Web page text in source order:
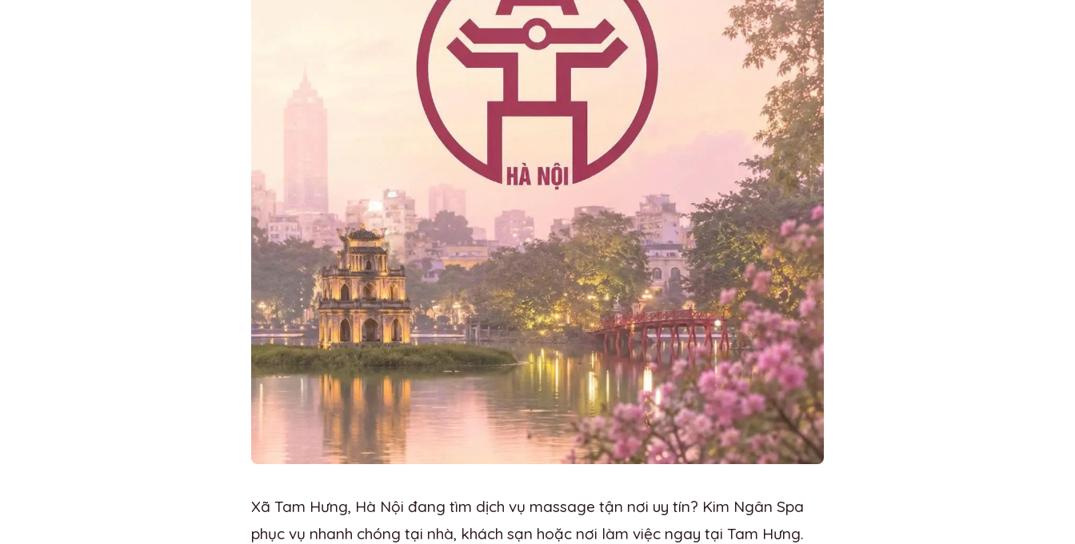
Xã Tam Hưng, Hà Nội đang tìm dịch vụ massage tận nơi uy tín? Kim Ngân Spa
phục vụ nhanh chóng tại nhà, khách sạn hoặc nơi làm việc ngay tại Tam Hưng.